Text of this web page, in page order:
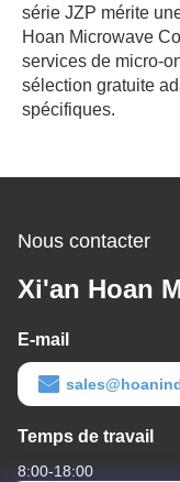
série JZP mérite
Hoan Microwave
services de micro-
sélection gratuite
spécifiques.
Nous contacter
Xi'an Hoan
E-mail
Temps de travail
8:00-18:00